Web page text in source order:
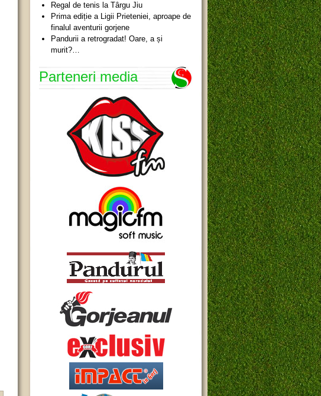
Regal de tenis la Târgu Jiu
Prima ediție a Ligii Prieteniei, aproape de
finalul aventurii gorjene
Pandurii a retrogradat! Oare, a și
murit?…
Parteneri media